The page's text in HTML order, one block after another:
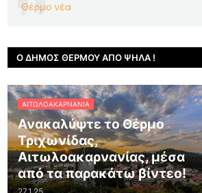
Θέρμο νέα
Ο ΔΉΜΟΣ ΘΈΡΜΟΥ ΑΠΌ ΨΗΛΆ !
ΑΙΤΩΛΟΑΚΑΡΝΑΝΊΑ
Ανακαλύψτε το Θέρμο
Τριχωνίδας,
Αιτωλοακαρνανίας, μέσα
από τα παρακάτω βίντεο!